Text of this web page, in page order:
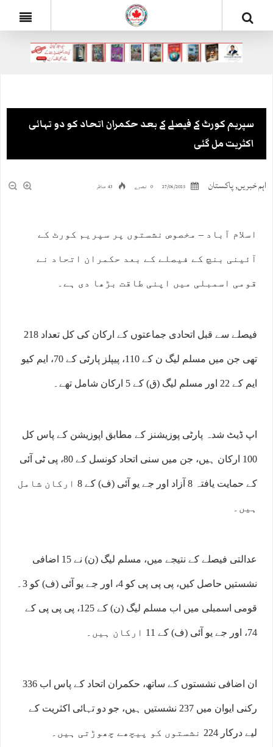
سپریم کورٹ کے فیصلے کے بعد حکمران اتحاد کو دو تہائی
اکثریت مل گئی
اہم خبریں,پاکستان 27/06/2025 0 تبصرے 43 مناظر
اسلام آباد – مخصوص نشستوں پر سپریم کورٹ کے
آئینی بنچ کے فیصلے کے بعد حکمران اتحاد نے
قومی اسمبلی میں اپنی طاقت بڑھا دی ہے۔
فیصلے سے قبل اتحادی جماعتوں کے ارکان کی کل تعداد 218
تھی جن میں مسلم لیگ ن کے 110، پیپلز پارٹی کے 70، ایم کیو
ایم کے 22 اور مسلم لیگ (ق) کے 5 ارکان شامل تھے۔
اپ ڈیٹ شدہ پارٹی پوزیشنز کے مطابق اپوزیشن کے پاس کل
100 ارکان ہیں، جن میں سنی اتحاد کونسل کے 80، پی ٹی آئی
کے حمایت یافتہ 8 آزاد اور جے یو آئی (ف) کے 8 ارکان شامل
ہیں۔
عدالتی فیصلے کے نتیجے میں، مسلم لیگ (ن) نے 15 اضافی
قومی اسمبلی میں اب مسلم لیگ (ن) کے 125، پی پی پی کے
74، اور جے یو آئی (ف) کے 11 ارکان ہیں۔
ان اضافی نشستوں کے ساتھ، حکمران اتحاد کے پاس اب 336
رکنی ایوان میں 237 نشستیں ہیں، جو دو تہائی اکثریت کے
لیے درکار 224 نشستوں کو پیچھے چھوڑتی ہیں۔